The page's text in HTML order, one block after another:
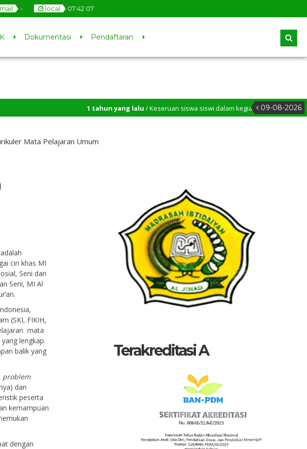
- local 07:42 07
Dokumentasi Pendaftaran
09-08-2026
1 tahun yang lalu/ Keseruan siswa siswi dalam kegiatan Outng class 2025
Mata Pelajaran Umum
ciri khas MI
Seni dan
Seni, MI Al
(SKI, FIKIH,
mata
lengkap.
balik yang
problem
dan
peserta
kemampuan
dengan
Terakreditasi A